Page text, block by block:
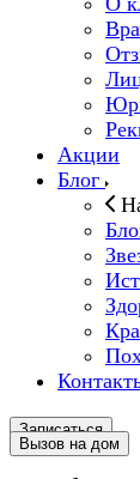
Акции
Блог
Записаться
Вызов на дом